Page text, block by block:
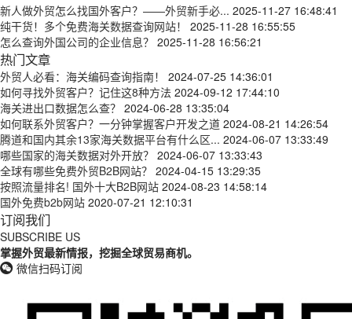
新人做外贸怎么找国外客户？——外贸新手必... 2025-11-27 16:48:41
纯干货！多个免费海关数据查询网站！
2025-11-28 16:55:55
怎么查询外国公司的企业信息？ 2025-11-28 16:56:21
热门文章
外贸人必看：海关编码查询指南！
2024-07-25 14:36:01
如何寻找外贸客户？记住这8种方法 2024-09-12 17:44:10
海关进出口数据怎么查？ 2024-06-28 13:35:04
如何联系外贸客户？一分钟掌握客户开发之道 2024-08-21 14:26:54
腾道和国内其余13家海关数据平台有什么区... 2024-06-07 13:33:49
哪些国家的海关数据对外开放？ 2024-06-07 13:33:43
全球有哪些免费外贸B2B网站？ 2024-04-15 13:29:35
按照流量排名! 国外十大B2B网站 2024-08-23 14:58:14
国外免费b2b网站 2020-07-21 12:10:31
订阅我们
SUBSCRIBE US
掌握外贸最新情报，挖掘全球贸易商机。
微信扫码订阅